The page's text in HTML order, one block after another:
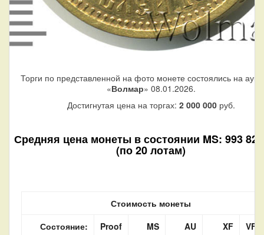
Торги по представленной на фото монете состоялись на
«Волмар» 08.01.2026.
Достигнутая цена на торгах: 2 000 000руб.
Средняя цена монеты в состоянии MS: 993
(по 20 лотам)
Стоимость монеты
Состояние:
Proof MS AU XF
VF